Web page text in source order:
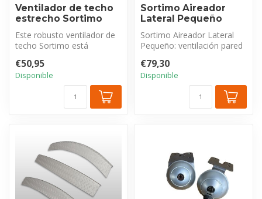
Ventilador de techo
estrecho Sortimo
Este robusto ventilador de
techo Sortimo está
alta cal...
€50,95
Disponible
Sortimo Aireador
Lateral Pequeño
Sortimo Aireador Lateral
Pequeño: ventilación pared
48m...
€79,30
Disponible